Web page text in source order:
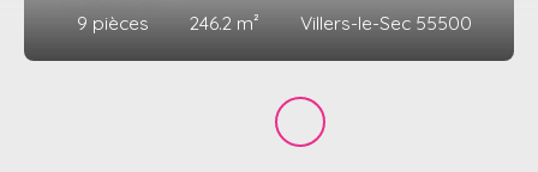
9 pièces 246.2 m² Villers-le-Sec 55500